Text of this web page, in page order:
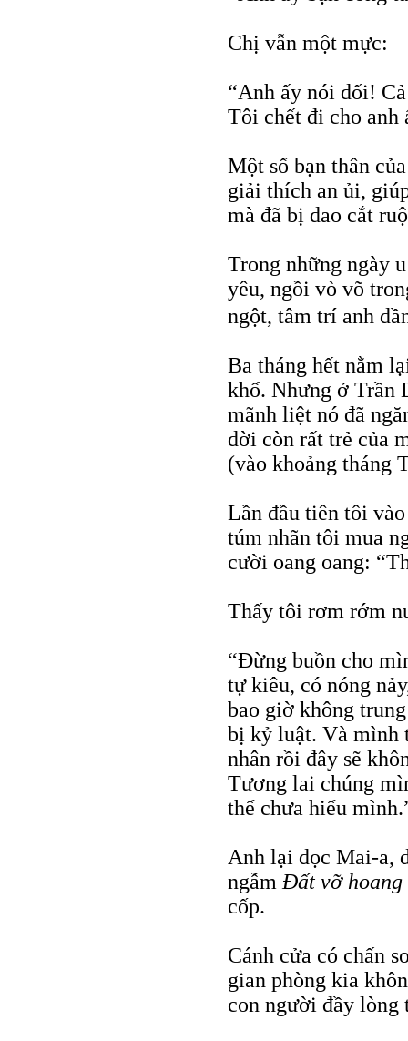
Chị vẫn một mực:
“Anh ấy nói dối!
Tôi chết đi cho
Một số bạn thân
giải thích an ủi,
mà đã bị dao cắt
Trong những ngày
yêu, ngồi vò võ
ngột, tâm trí anh
Ba tháng hết nằm
khổ. Nhưng ở Trần
mãnh liệt nó đã
đời còn rất trẻ của
(vào khoảng tháng
Lần đầu tiên tôi
túm nhãn tôi mua
cười oang oang:
Thấy tôi rơm rớm
“Đừng buồn cho
tự kiêu, có nóng
bao giờ không
bị kỷ luật. Và mình
nhân rồi đây sẽ
Tương lai chúng
thể chưa hiểu
Anh lại đọc Mai-a,
ngẫmĐất vỡ hoang
cốp.
Cánh cửa có chấn
gian phòng kia
con người đầy lòng